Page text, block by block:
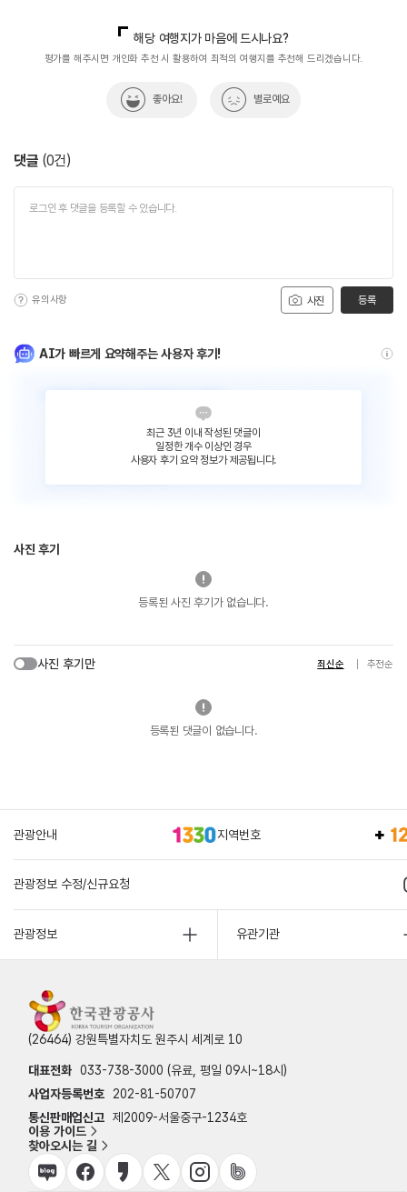
해당 여행지가 마음에 드시나요?
평가를 해주시면 개인화 추천 시 활용하여 최적의 여행지를 추천해 드리겠습니다.
좋아요! 별로예요
댓글 (0건)
사진
유의사항 등록
AI가 빠르게 요약해주는 사용자 후기!
최근 3년 이내 작성된 댓글이
일정한 개수 이상인 경우
사용자 후기 요약 정보가 제공됩니다.
사진 후기
등록된 사진 후기가 없습니다.
사진 후기만 최신순 추천순
등록된 댓글이 없습니다.
관광안내 지역번호
관광정보 수정/신규요청
관광정보 유관기관
(26464) 강원특별자치도 원주시 세계로 10
대표전화 033-738-3000 (유료, 평일 09시~18시)
사업자등록번호
202-81-50707
통신판매업신고 제2009-서울중구-1234호
이용 가이드
찾아오시는 길